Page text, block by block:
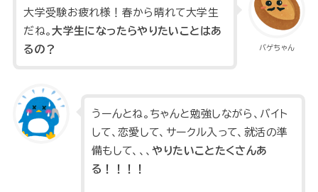
バゲちゃん
大学受験お疲れ様！春から晴れて大学生
だね。大学生になったらやりたいことはあ
るの？
うーんとね。ちゃんと勉強しながら、バイト
して、恋愛して、サークル入って、就活の準
備もして、、、やりたいことたくさんあ
る！！！！